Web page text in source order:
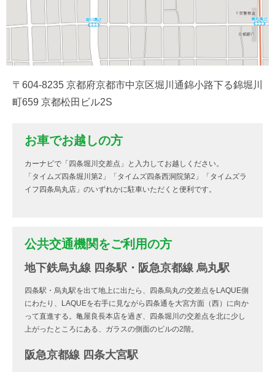
〒604-8235 京都府京都市中京区堀川通錦小路下る錦堀川
町659 京都松田ビル2S
お車でお越しの方
カーナビで「四条堀川交差点」と入力してお越しください。
「タイムズ四条堀川第2」「タイムズ四条西洞院第2」「タイムズラ
イフ四条烏丸店」のいずれかに駐車いただくと便利です。
公共交通機関をご利用の方
地下鉄烏丸線 四条駅・阪急京都線 烏丸駅
四条駅・烏丸駅を出て地上に出たら、四条烏丸の交差点をLAQUE側
にわたり、LAQUEを右手に見ながら四条通を大宮方面（西）に向か
って直進する。亀屋良長本店を過ぎ、四条堀川の交差点を北に少し
上がったところにある、ガラスの側面のビルの2階。
阪急京都線 四条大宮駅